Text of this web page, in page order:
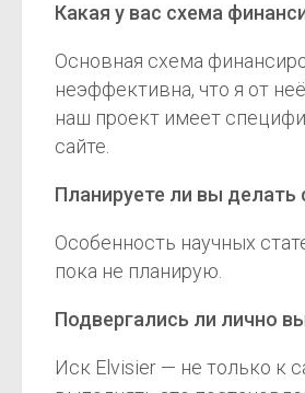
Какая у вас схема
Основная схема
неэффективна, что я от
наш проект имеет
сайте.
Планируете ли вы делать
Особенность научных
пока не планирую.
Подвергались ли лично
Иск Elvisier — не только к